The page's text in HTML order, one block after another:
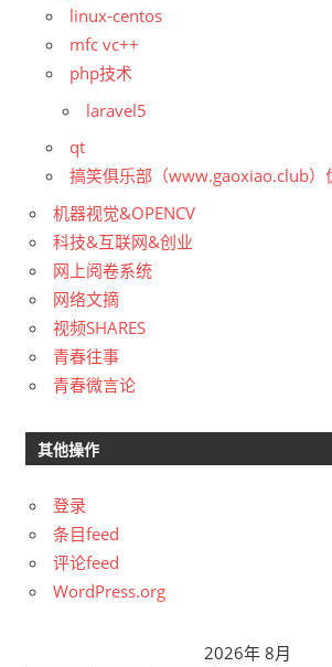
linux-centos
mfc vc++
php技术
laravel5
qt
搞笑俱乐部（www.gaoxiao.club）
机器视觉&OPENCV
科技&互联网&创业
网上阅卷系统
网络文摘
视频SHARES
青春往事
青春微言论
其他操作
登录
条目feed
评论feed
WordPress.org
2026年 8月